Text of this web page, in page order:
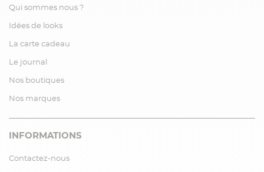
Qui sommes nous ?
Idées de looks
La carte cadeau
Le journal
Nos boutiques
Nos marques
INFORMATIONS
Contactez-nous